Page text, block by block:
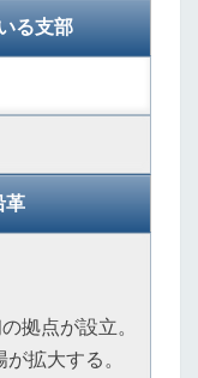
る支部
革
拠点が設立。
拡大する。